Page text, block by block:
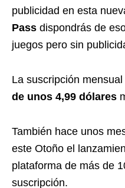
publicidad en esta
Pass dispondrás de
juegos pero sin
La suscripción mensual
de unos 4,99 dólares
También hace unos
este Otoño el
plataforma de más de
suscripción.